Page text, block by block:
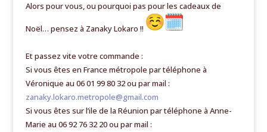
Alors pour vous, ou pourquoi pas pour les cadeaux de
Noël… pensez à Zanaky Lokaro !!
Et passez vite votre commande :
Si vous êtes en France métropole par téléphone à
Véronique au 06 01 99 80 32 ou par mail :
zanaky.lokaro.metropole@gmail.com
Si vous êtes sur l’ile de la Réunion par téléphone à Anne-
Marie au 06 92 76 32 20 ou par mail :